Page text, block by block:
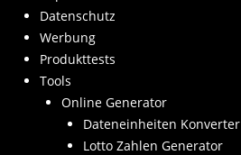
Datenschutz
Werbung
Produkttests
Tools
Online Generator
Dateneinheiten Konverter
Lotto Zahlen Generator